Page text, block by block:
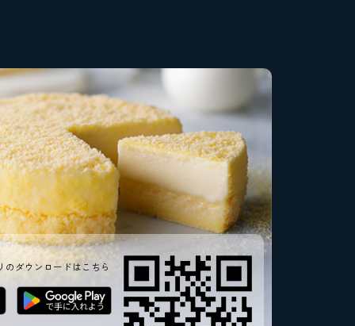
のダウンロードはこちら